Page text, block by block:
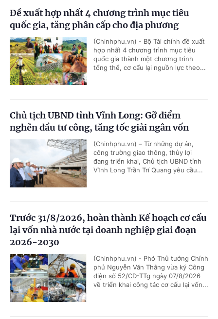
Đề xuất hợp nhất 4 chương trình mục tiêu
quốc gia, tăng phân cấp cho địa phương
(Chinhphu.vn) - Bộ Tài chính đề xuất
hợp nhất 4 chương trình mục tiêu
quốc gia thành một chương trình
tổng thể, cơ cấu lại nguồn lực theo...
Chủ tịch UBND tỉnh Vĩnh Long: Gỡ điểm
nghẽn đầu tư công, tăng tốc giải ngân vốn
(Chinhphu.vn) – Từ những dự án,
công trường giao thông, thủy lợi
đang triển khai, Chủ tịch UBND tỉnh
Vĩnh Long Trần Trí Quang yêu cầu...
Trước 31/8/2026, hoàn thành Kế hoạch cơ cấu
lại vốn nhà nước tại doanh nghiệp giai đoạn
2026-2030
(Chinhphu.vn) - Phó Thủ tướng Chính
phủ Nguyễn Văn Thắng vừa ký Công
điện số 52/CĐ-TTg ngày 07/8/2026
về triển khai công tác cơ cấu lại vốn...